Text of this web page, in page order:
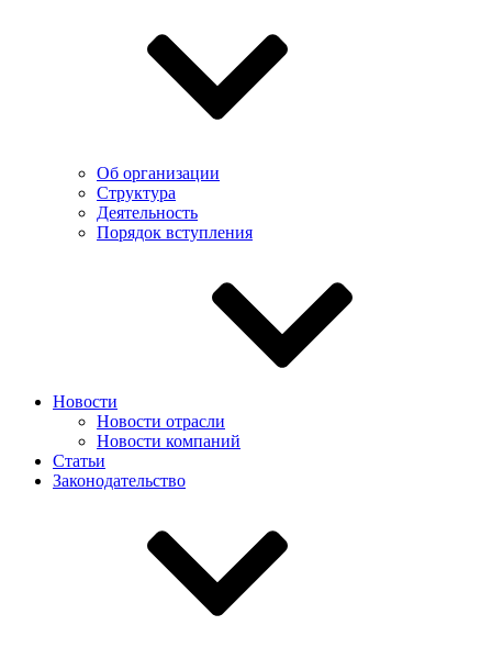
Об организации
Структура
Деятельность
Порядок вступления
Новости
Новости отрасли
Новости компаний
Статьи
Законодательство